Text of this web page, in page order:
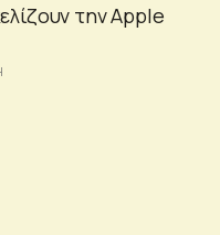
την Apple